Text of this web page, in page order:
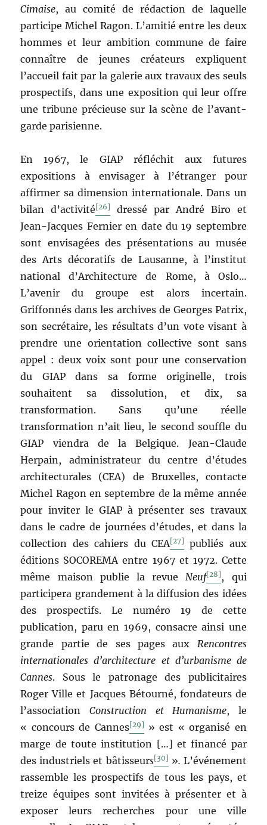
Cimaise, au comité de rédaction de laquelle
participe Michel Ragon. L’amitié entre les deux
hommes et leur ambition commune de faire
connaître de jeunes créateurs expliquent
l’accueil fait par la galerie aux travaux des seuls
prospectifs, dans une exposition qui leur offre
une tribune précieuse sur la scène de l’avant-
garde parisienne.
En 1967, le GIAP réfléchit aux futures
expositions à envisager à l’étranger pour
affirmer sa dimension internationale. Dans un
bilan d’activité[26]
dressé par André Biro et
Jean-Jacques Fernier en date du 19 septembre
sont envisagées des présentations au musée
des Arts décoratifs de Lausanne, à l’institut
national d’Architecture de Rome, à Oslo…
L’avenir du groupe est alors incertain.
Griffonnés dans les archives de Georges Patrix,
son secrétaire, les résultats d’un vote visant à
prendre une orientation collective sont sans
appel : deux voix sont pour une conservation
du GIAP dans sa forme originelle, trois
souhaitent sa dissolution, et dix, sa
transformation. Sans qu’une réelle
transformation n’ait lieu, le second souffle du
GIAP viendra de la Belgique. Jean-Claude
Herpain, administrateur du centre d’études
architecturales (CEA) de Bruxelles, contacte
Michel Ragon en septembre de la même année
pour inviter le GIAP à présenter ses travaux
dans le cadre de journées d’études, et dans la
collection des cahiers du CEA[27]
publiés aux
éditions SOCOREMA entre 1967 et 1972. Cette
même maison publie la revue Neuf[28] , qui
participera grandement à la diffusion des idées
des prospectifs. Le numéro 19 de cette
publication, paru en 1969, consacre ainsi une
grande partie de ses pages aux Rencontres
internationales d’architecture et d’urbanisme de
Cannes. Sous le patronage des publicitaires
Roger Ville et Jacques Bétourné, fondateurs de
l’association Construction et Humanisme, le
« concours de Cannes[29] » est « organisé en
marge de toute institution […] et financé par
des industriels et bâtisseurs[30] ». L’événement
rassemble les prospectifs de tous les pays, et
treize équipes sont invitées à présenter et à
exposer leurs recherches pour une ville